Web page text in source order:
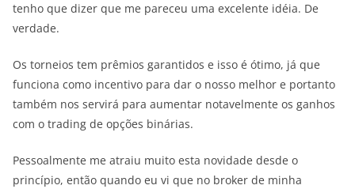
tenho que dizer que me pareceu uma excelente idéia. De
verdade.
Os torneios tem prêmios garantidos e isso é ótimo, já que
funciona como incentivo para dar o nosso melhor e portanto
também nos servirá para aumentar notavelmente os ganhos
com o trading de opções binárias.
Pessoalmente me atraiu muito esta novidade desde o
princípio, então quando eu vi que no broker de minha